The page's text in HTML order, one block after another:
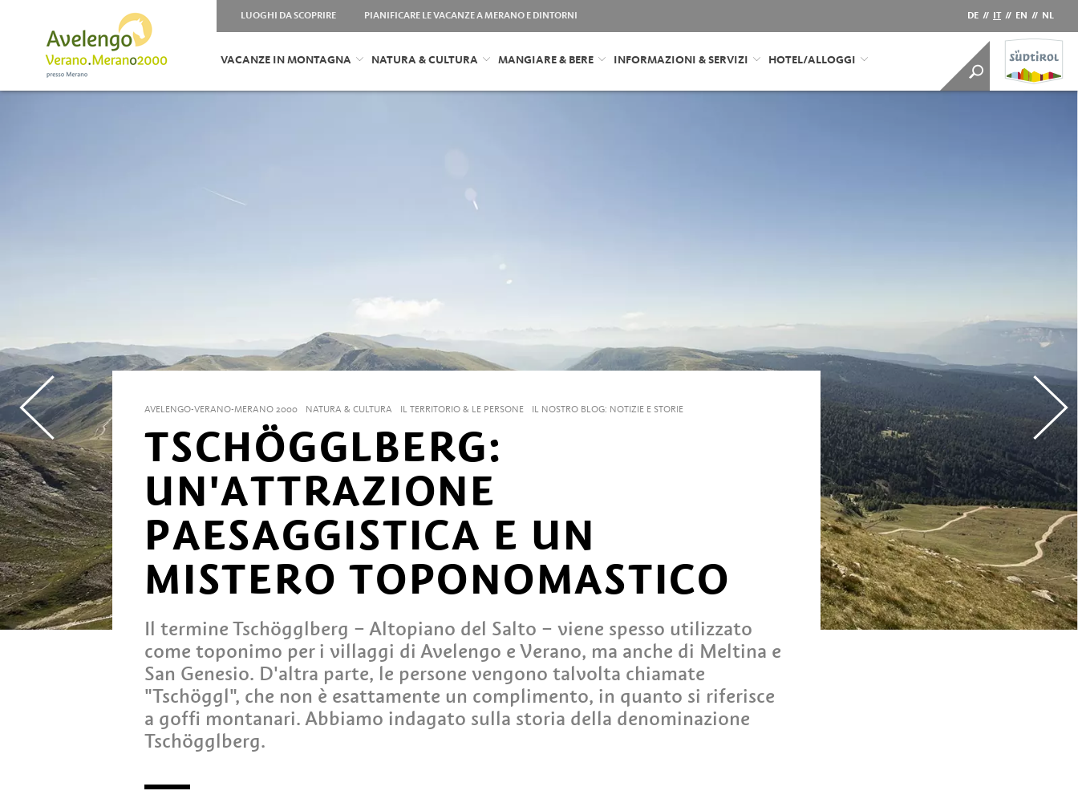
LUOGHI DA SCOPRIRE PIANIFICARE LE VACANZE A MERANO E DINTORNI DE // IT // EN // NL
VACANZE IN MONTAGNA NATURA & CULTURA MANGIARE & BERE INFORMAZIONI & SERVIZI HOTEL/ALLOGGI
AVELENGO-VERANO-MERANO 2000 NATURA & CULTURA IL TERRITORIO & LE PERSONE IL NOSTRO BLOG: NOTIZIE E STORIE
TSCHÖGGLBERG:
UN'ATTRAZIONE
PAESAGGISTICA E UN
MISTERO TOPONOMASTICO
Il termine Tschögglberg – Altopiano del Salto – viene spesso utilizzato
come toponimo per i villaggi di Avelengo e Verano, ma anche di Meltina e
San Genesio. D'altra parte, le persone vengono talvolta chiamate
"Tschöggl", che non è esattamente un complimento, in quanto si riferisce
a goffi montanari. Abbiamo indagato sulla storia della denominazione
Tschögglberg.